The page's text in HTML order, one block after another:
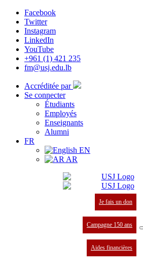
Facebook
Twitter
Instagram
LinkedIn
YouTube
+961 (1) 421 235
fm@usj.edu.lb
Accréditée par
Se connecter
Étudiants
Employés
Enseignants
Alumni
FR
EN
AR
Je fais un don
Campagne 150 ans
Aides financières